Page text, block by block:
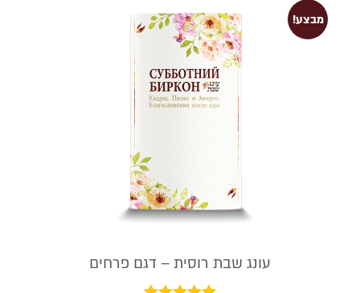
מבצע!
עונג שבת רוסית – דגם פרחים